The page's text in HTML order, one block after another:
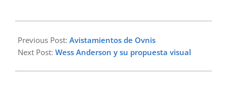
07-
27
Previous Post: Avistamientos de Ovnis
Next Post: Wess Anderson y su propuesta visual